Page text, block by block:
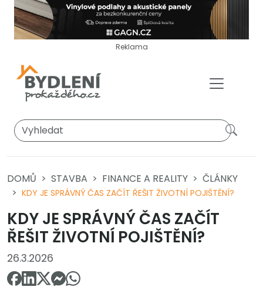
Reklama
DOMŮ STAVBA FINANCE A REALITY ČLÁNKY
KDY JE SPRÁVNÝ ČAS ZAČÍT ŘEŠIT ŽIVOTNÍ POJIŠTĚNÍ?
KDY JE SPRÁVNÝ ČAS ZAČÍT
ŘEŠIT ŽIVOTNÍ POJIŠTĚNÍ?
26.3.2026